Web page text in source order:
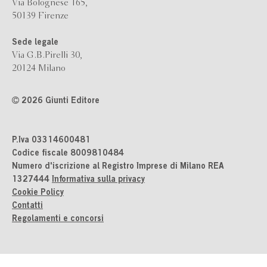
Via Bolognese 165,
50139 Firenze
Sede legale
Via G.B.Pirelli 30,
20124 Milano
2026 Giunti Editore
P.Iva 03314600481
Codice fiscale 8009810484
Numero d'iscrizione al Registro Imprese di Milano REA
1327444 Informativa sulla privacy
Cookie Policy
Contatti
Regolamenti e concorsi